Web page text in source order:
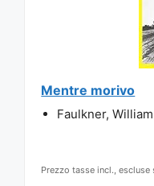
Mentre morivo
Faulkner,
Prezzo tasse incl., escluse